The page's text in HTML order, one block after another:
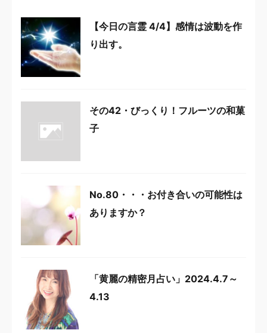
【今日の言霊 4/4】感情は波動を作
り出す。
その42・びっくり！フルーツの和菓
子
No.80・・・お付き合いの可能性は
ありますか？
「黄麗の精密月占い」2024.4.7～
4.13